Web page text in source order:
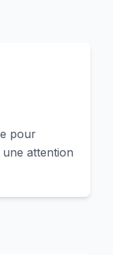
pour
attention